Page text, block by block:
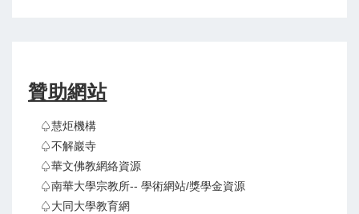
贊助網站
♤慧炬機構
♤不解巖寺
♤華文佛教網絡資源
♤南華大學宗教所-- 學術網站/獎學金資源
♤大同大學教育網